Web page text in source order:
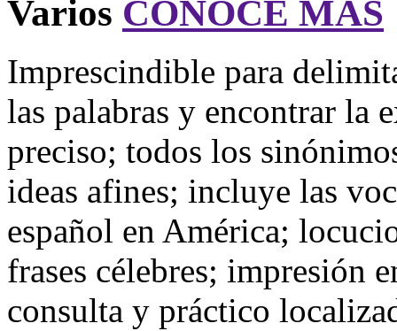
Varios CONOCE MÁS
Imprescindible para
las palabras y encontrar la
preciso; todos los
ideas afines; incluye las
español en América;
frases célebres; impresión
consulta y práctico